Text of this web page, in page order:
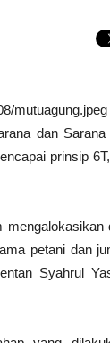
mutuagung.jpeg
dan
prinsip
mengalokasikan
petani dan
Syahrul